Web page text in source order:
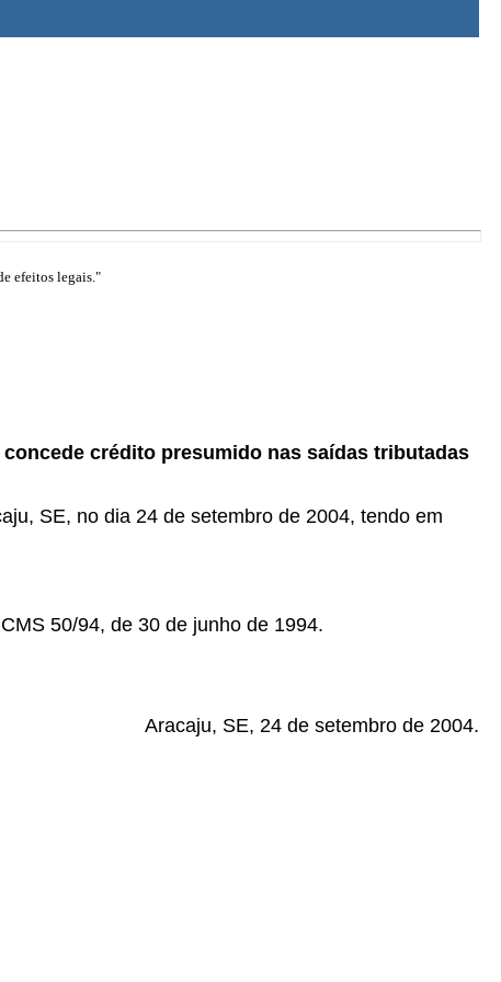
efeitos legais."
concede crédito presumido nas saídas tributadas
SE, no dia 24 de setembro de 2004, tendo em
50/94, de 30 de junho de 1994.
Aracaju, SE, 24 de setembro de 2004.